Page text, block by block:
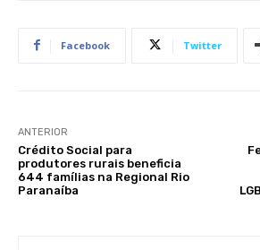
Facebook Twitter
ANTERIOR
Crédito Social para
produtores rurais beneficia
644 famílias na Regional Rio
Paranaíba